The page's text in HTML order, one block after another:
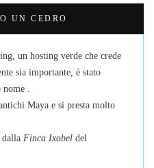
UN CEDRO
un hosting verde che crede
sia importante, è stato
nome .
Maya e si presta molto
Finca Ixobel del